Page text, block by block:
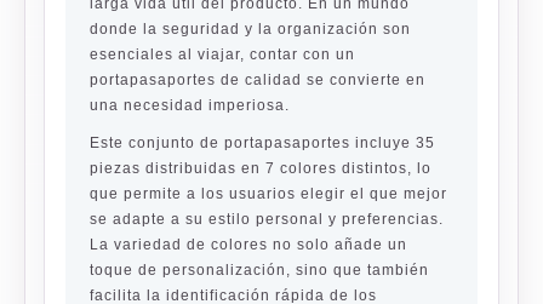
larga vida útil del producto. En un mundo
donde la seguridad y la organización son
esenciales al viajar, contar con un
portapasaportes de calidad se convierte en
una necesidad imperiosa.
Este conjunto de portapasaportes incluye 35
piezas distribuidas en 7 colores distintos, lo
que permite a los usuarios elegir el que mejor
se adapte a su estilo personal y preferencias.
La variedad de colores no solo añade un
toque de personalización, sino que también
facilita la identificación rápida de los